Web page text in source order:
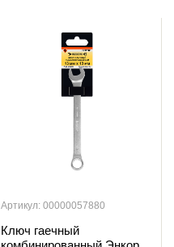
Артикул: 00000057880
Ключ гаечный